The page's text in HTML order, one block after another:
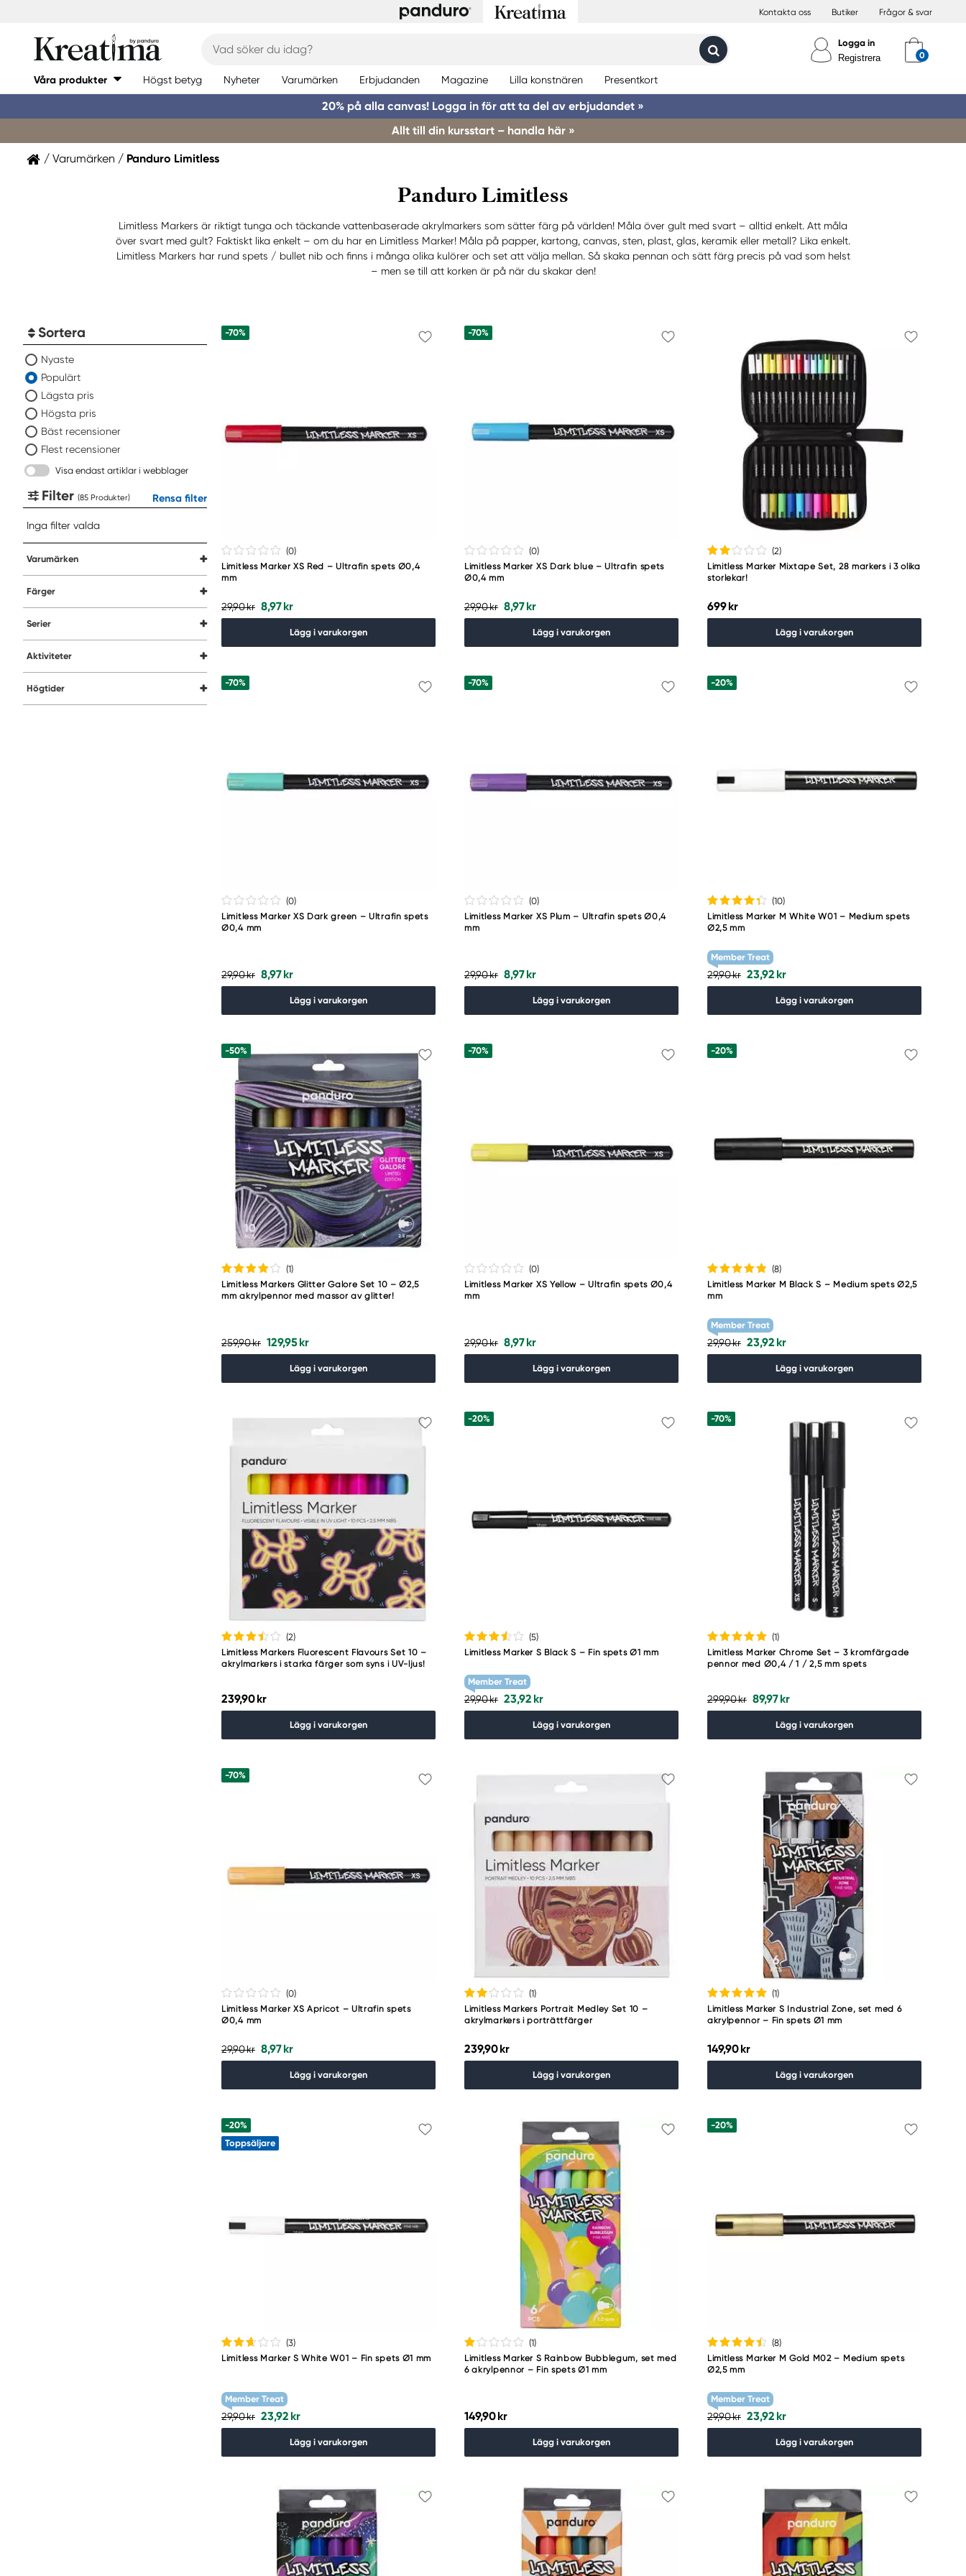
Kontakta oss Butiker Frågor & svar
Logga in
Registrera
Våra produkter Högst betyg Nyheter Varumärken Erbjudanden Magazine Lilla konstnären Presentkort
20% på alla canvas! Logga in för att ta del av erbjudandet »
Allt till din kursstart – handla här »
Varumärken Panduro Limitless
Panduro Limitless
Limitless Markers är riktigt tunga och täckande vattenbaserade akrylmarkers som sätter färg på världen! Måla över gult med svart – alltid enkelt. Att måla
över svart med gult? Faktiskt lika enkelt – om du har en Limitless Marker! Måla på papper, kartong, canvas, sten, plast, glas, keramik eller metall? Lika enkelt.
Limitless Markers har rund spets / bullet nib och finns i många olika kulörer och set att välja mellan. Så skaka pennan och sätt färg precis på vad som helst
– men se till att korken är på när du skakar den!
Sortera
Nyaste
Populärt
Lägsta pris
Högsta pris
Bäst recensioner
Flest recensioner
Visa endast artiklar i webblager
Filter ( Produkter) Rensa filter
Inga filter valda
Varumärken
Färger
Serier
Aktiviteter
Högtider
-70%
(0)
Limitless Marker XS Red – Ultrafin spets Ø0,4
mm
29,90 kr 8,97 kr
Lägg i varukorgen
-70%
(0)
Limitless Marker XS Dark blue – Ultrafin spets
Ø0,4 mm
29,90 kr 8,97 kr
Lägg i varukorgen
(2)
Limitless Marker Mixtape Set, 28 markers i 3 olika
storlekar!
699 kr
Lägg i varukorgen
-70%
(0)
Limitless Marker XS Dark green – Ultrafin spets
Ø0,4 mm
29,90 kr 8,97 kr
Lägg i varukorgen
-70%
(0)
Limitless Marker XS Plum – Ultrafin spets Ø0,4
mm
29,90 kr 8,97 kr
Lägg i varukorgen
-20%
(10)
Limitless Marker M White W01 – Medium spets
Ø2,5 mm
Member Treat
29,90 kr 23,92 kr
Lägg i varukorgen
-50%
(1)
Limitless Markers Glitter Galore Set 10 – Ø2,5
mm akrylpennor med massor av glitter!
259,90 kr 129,95 kr
Lägg i varukorgen
-70%
(0)
Limitless Marker XS Yellow – Ultrafin spets Ø0,4
mm
29,90 kr 8,97 kr
Lägg i varukorgen
-20%
(8)
Limitless Marker M Black S – Medium spets Ø2,5
mm
Member Treat
29,90 kr 23,92 kr
Lägg i varukorgen
(2)
Limitless Markers Fluorescent Flavours Set 10 –
akrylmarkers i starka färger som syns i UV-ljus!
239,90 kr
Lägg i varukorgen
-20%
(5)
Limitless Marker S Black S – Fin spets Ø1 mm
Member Treat
29,90 kr 23,92 kr
Lägg i varukorgen
-70%
(1)
Limitless Marker Chrome Set – 3 kromfärgade
pennor med Ø0,4 / 1 / 2,5 mm spets
299,90 kr 89,97 kr
Lägg i varukorgen
-70%
(0)
Limitless Marker XS Apricot – Ultrafin spets
Ø0,4 mm
29,90 kr 8,97 kr
Lägg i varukorgen
(1)
Limitless Markers Portrait Medley Set 10 –
akrylmarkers i porträttfärger
239,90 kr
Lägg i varukorgen
(1)
Limitless Marker S Industrial Zone, set med 6
akrylpennor – Fin spets Ø1 mm
149,90 kr
Lägg i varukorgen
-20%
Toppsäljare
(3)
Limitless Marker S White W01 – Fin spets Ø1 mm
Member Treat
29,90 kr 23,92 kr
Lägg i varukorgen
(1)
Limitless Marker S Rainbow Bubblegum, set med
6 akrylpennor – Fin spets Ø1 mm
149,90 kr
Lägg i varukorgen
-20%
(8)
Limitless Marker M Gold M02 – Medium spets
Ø2,5 mm
Member Treat
29,90 kr 23,92 kr
Lägg i varukorgen